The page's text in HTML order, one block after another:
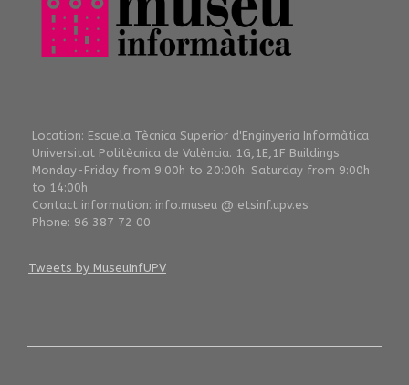
Location: Escuela Tècnica Superior d'Enginyeria Informàtica
Universitat Politècnica de València. 1G,1E,1F Buildings
Monday-Friday from 9:00h to 20:00h. Saturday from 9:00h
to 14:00h
Contact information: info.museu @ etsinf.upv.es
Phone: 96 387 72 00
Tweets by MuseuInfUPV